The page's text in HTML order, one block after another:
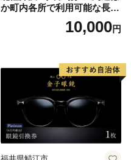
か町内各所で利用可能な長野
原町ふるさと感謝券（3,000
円分）【トラベル 観光 旅行
10,000円